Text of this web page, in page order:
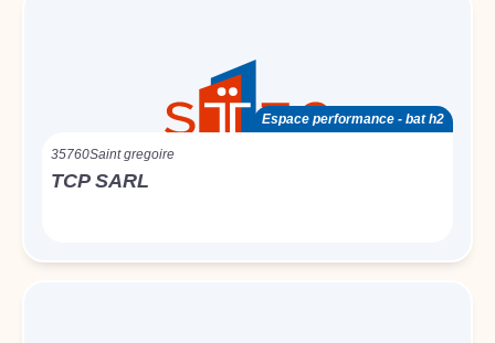
Espace performance - bat h2
35760Saint gregoire
TCP SARL